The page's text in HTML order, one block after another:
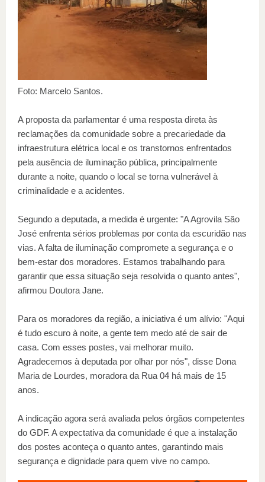
Foto: Marcelo Santos.
A proposta da parlamentar é uma resposta direta às
reclamações da comunidade sobre a precariedade da
infraestrutura elétrica local e os transtornos enfrentados
pela ausência de iluminação pública, principalmente
durante a noite, quando o local se torna vulnerável à
criminalidade e a acidentes.
Segundo a deputada, a medida é urgente: "A Agrovila São
José enfrenta sérios problemas por conta da escuridão nas
vias. A falta de iluminação compromete a segurança e o
bem-estar dos moradores. Estamos trabalhando para
garantir que essa situação seja resolvida o quanto antes",
afirmou Doutora Jane.
Para os moradores da região, a iniciativa é um alívio: "Aqui
é tudo escuro à noite, a gente tem medo até de sair de
casa. Com esses postes, vai melhorar muito.
Agradecemos à deputada por olhar por nós", disse Dona
Maria de Lourdes, moradora da Rua 04 há mais de 15
anos.
A indicação agora será avaliada pelos órgãos competentes
do GDF. A expectativa da comunidade é que a instalação
dos postes aconteça o quanto antes, garantindo mais
segurança e dignidade para quem vive no campo.